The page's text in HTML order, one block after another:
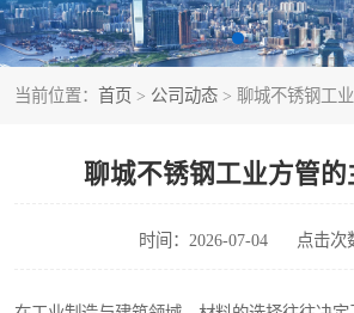
当前位置： 首页 > 公司动态 > 聊城不锈钢工
聊城不锈钢工业方管的
时间：2026-07-04 点击次
不锈钢人孔
不锈钢角钢
不锈钢板